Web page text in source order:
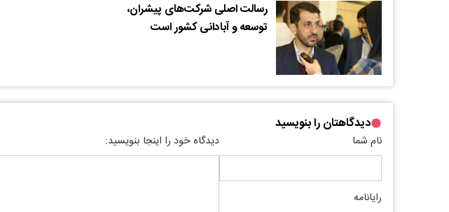
رسالت اصلی شرکت‌های پیشران،
توسعه و آبادانی کشور است
دیدگاهتان را بنویسید
نام شما
رایانامه
دیدگاه خود را اینجا بنویسید: